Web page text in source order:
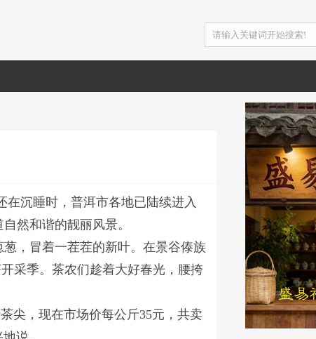
沉睡时，普洱市各地已陆续进入
然和谐的靓丽风景。
，冒着一茬茬的新叶。在景谷傣族
采季。茶农们趁着大好春光，腰挎
尖，现在市场价每公斤35元，共卖